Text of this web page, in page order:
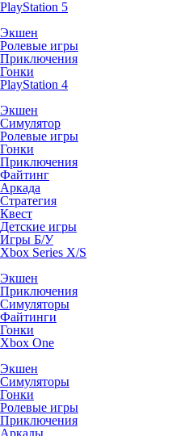
PlayStation 5
Экшен
Ролевые игры
Приключения
Гонки
PlayStation 4
Экшен
Симулятор
Ролевые игры
Гонки
Приключения
Файтинг
Аркада
Стратегия
Квест
Детские игры
Игры Б/У
Xbox Series X/S
Экшен
Приключения
Симуляторы
Файтинги
Гонки
Xbox One
Экшен
Симуляторы
Гонки
Ролевые игры
Приключения
Аркады